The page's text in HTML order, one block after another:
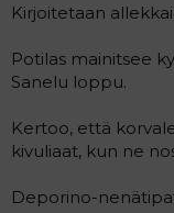
Kirjoitetaan
Potilas mainitsee
Sanelu loppu.
Kertoo, että
kivuliaat, kun ne
Deporino-